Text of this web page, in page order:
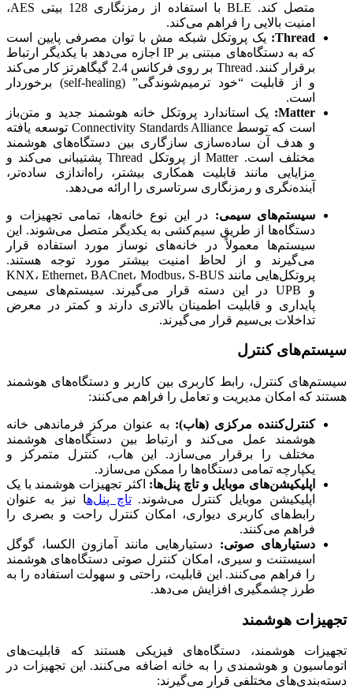
متصل کند. BLE با استفاده از رمزنگاری 128 بیتی AES،
امنیت بالایی را فراهم می‌کند.
Thread:
یک پروتکل شبکه مش با توان مصرفی پایین است
که به دستگاه‌های مبتنی بر IP اجازه می‌دهد با یکدیگر ارتباط
برقرار کنند. Thread بر روی فرکانس 2.4 گیگاهرتز کار می‌کند
و از قابلیت “خود ترمیم‌شوندگی” (self-healing) برخوردار
است.
Matter:
یک استاندارد پروتکل خانه هوشمند جدید و متن‌باز
است که توسط Connectivity Standards Alliance توسعه یافته
و هدف آن ساده‌سازی سازگاری بین دستگاه‌های هوشمند
مختلف است. Matter از پروتکل Thread پشتیبانی می‌کند و
مزایایی مانند قابلیت همکاری بیشتر، راه‌اندازی ساده‌تر،
آینده‌نگری و رمزنگاری سرتاسری را ارائه می‌دهد.
سیستم‌های سیمی: در این نوع خانه‌ها، تمامی تجهیزات و
دستگاه‌ها از طریق سیم‌کشی به یکدیگر متصل می‌شوند. این
سیستم‌ها معمولاً در خانه‌های نوساز مورد استفاده قرار
می‌گیرند و از لحاظ امنیت بیشتر مورد توجه هستند.
پروتکل‌هایی مانند KNX، Ethernet، BACnet، Modbus، S-BUS
و UPB در این دسته قرار می‌گیرند. سیستم‌های سیمی
پایداری و قابلیت اطمینان بالاتری دارند و کمتر در معرض
تداخلات بی‌سیم قرار می‌گیرند.
سیستم‌های کنترل
سیستم‌های کنترل، رابط کاربری بین کاربر و دستگاه‌های هوشمند
هستند که امکان مدیریت و تعامل را فراهم می‌کنند:
کنترل‌کننده مرکزی (هاب): به عنوان مرکز فرماندهی خانه
هوشمند عمل می‌کند و ارتباط بین دستگاه‌های هوشمند
مختلف را برقرار می‌سازد. این هاب، کنترل متمرکز و
یکپارچه تمامی دستگاه‌ها را ممکن می‌سازد.
اپلیکیشن‌های موبایل و تاچ پنل‌ها: اکثر تجهیزات هوشمند با یک
اپلیکیشن موبایل کنترل می‌شوند.تاچ پنل‌ها نیز به عنوان
رابط‌های کاربری دیواری، امکان کنترل راحت و بصری را
فراهم می‌کنند.
دستیارهای صوتی: دستیارهایی مانند آمازون الکسا، گوگل
اسیستنت و سیری، امکان کنترل صوتی دستگاه‌های هوشمند
را فراهم می‌کنند. این قابلیت، راحتی و سهولت استفاده را به
طرز چشمگیری افزایش می‌دهد.
تجهیزات هوشمند
تجهیزات هوشمند، دستگاه‌های فیزیکی هستند که قابلیت‌های
اتوماسیون و هوشمندی را به خانه اضافه می‌کنند. این تجهیزات در
دسته‌بندی‌های مختلفی قرار می‌گیرند: